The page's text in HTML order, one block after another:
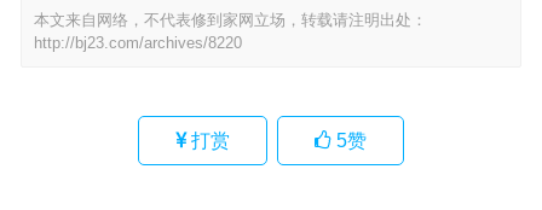
本文来自网络，不代表修到家网立场，转载请注明出处：
http://bj23.com/archives/8220
打赏 5赞